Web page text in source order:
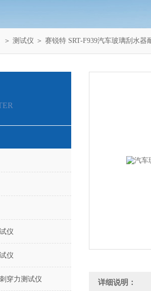
＞ 测试仪 ＞ 赛锐特 SRT-F939汽车玻璃刮水
仪
仪
穿力测试仪 详细说明：